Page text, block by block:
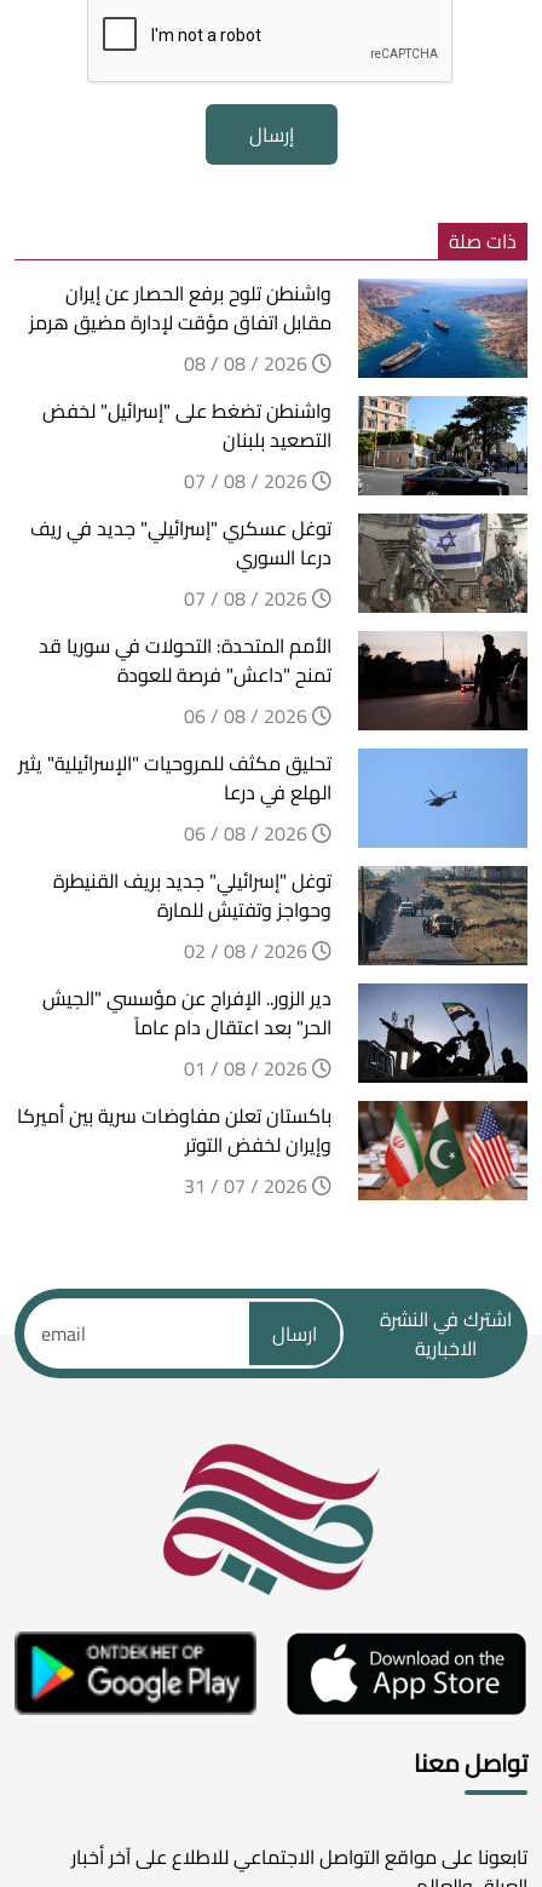
إرسال
ذات صلة
واشنطن تلوح برفع الحصار عن إيران
مقابل اتفاق مؤقت لإدارة مضيق هرمز
واشنطن تضغط على "إسرائيل" لخفض
التصعيد بلبنان
توغل عسكري "إسرائيلي" جديد في ريف
درعا السوري
الأمم المتحدة: التحولات في سوريا قد
تمنح "داعش" فرصة للعودة
تحليق مكثف للمروحيات "الإسرائيلية" يثير
الهلع في درعا
توغل "إسرائيلي" جديد بريف القنيطرة
وحواجز وتفتيش للمارة
دير الزور.. الإفراج عن مؤسسي "الجيش
الحر" بعد اعتقال دام عاماً
باكستان تعلن مفاوضات سرية بين أميركا
وإيران لخفض التوتر
اشترك في النشرة
الاخبارية
ارسال
تواصل معنا
تابعونا على مواقع التواصل الاجتماعي للاطلاع على آخر أخبار